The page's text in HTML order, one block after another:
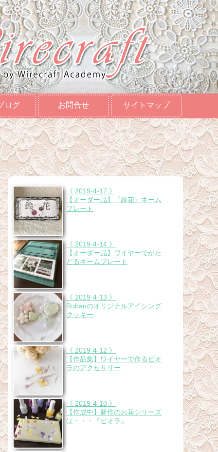
ログ お問合せ サイトマップ
《 2019-4-17 》
【オーダー品】『鈴花』ネーム
プレート
《 2019-4-14 》
【オーダー品】ワイヤーでかた
どるネームプレート
《 2019-4-13 》
Rubanのオリジナルアイシング
クッキー
《 2019-4-12 》
【作品集】ワイヤーで作るビオ
ラのアクセサリー
《 2019-4-10 》
【作成中】新作のお花シリーズ
は・・・『ビオラ』